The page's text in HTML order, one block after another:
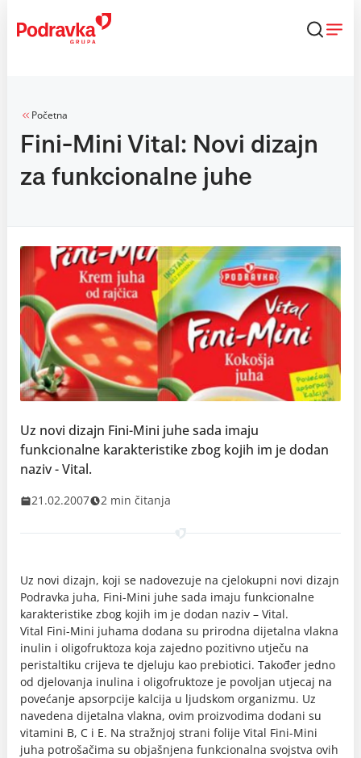
content
Početna
Fini-Mini Vital: Novi dizajn
za funkcionalne juhe
Uz novi dizajn Fini-Mini juhe sada imaju
funkcionalne karakteristike zbog kojih im je dodan
naziv - Vital.
21.02.2007 2 min čitanja
Uz novi dizajn, koji se nadovezuje na cjelokupni novi dizajn
Podravka juha, Fini-Mini juhe sada imaju funkcionalne
karakteristike zbog kojih im je dodan naziv – Vital.
Vital Fini-Mini juhama dodana su prirodna dijetalna vlakna
inulin i oligofruktoza koja zajedno pozitivno utječu na
peristaltiku crijeva te djeluju kao prebiotici. Također jedno
od djelovanja inulina i oligofruktoze je povoljan utjecaj na
povećanje apsorpcije kalcija u ljudskom organizmu. Uz
navedena dijetalna vlakna, ovim proizvodima dodani su
vitamini B, C i E. Na stražnjoj strani folije Vital Fini-Mini
juha potrošačima su objašnjena funkcionalna svojstva ovih